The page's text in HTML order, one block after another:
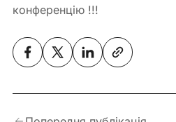
конференцію !!!